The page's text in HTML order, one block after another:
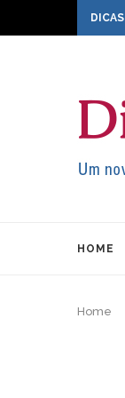
DICAS
HOME
Home